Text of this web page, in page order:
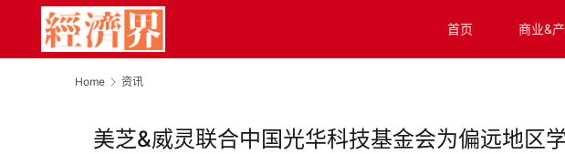
首页 商业&
Home 资讯
美芝&威灵联合中国光华科技基金会为偏远地区